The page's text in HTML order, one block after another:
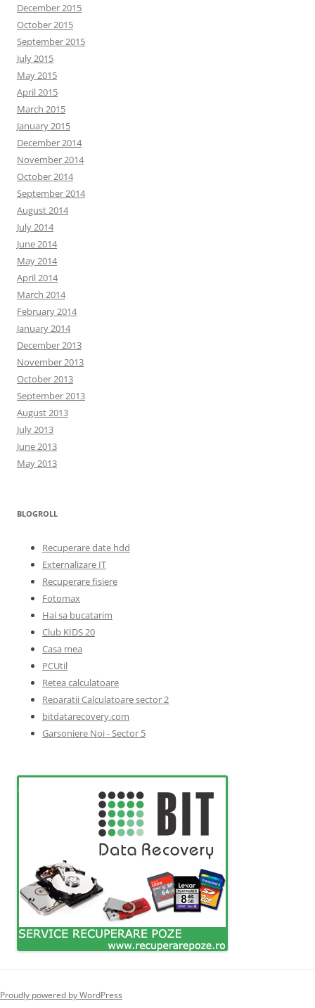
December 2015
October 2015
September 2015
July 2015
May 2015
April 2015
March 2015
January 2015
December 2014
November 2014
October 2014
September 2014
August 2014
July 2014
June 2014
May 2014
April 2014
March 2014
February 2014
January 2014
December 2013
November 2013
October 2013
September 2013
August 2013
July 2013
June 2013
May 2013
BLOGROLL
Recuperare date hdd
Externalizare IT
Recuperare fisiere
Fotomax
Hai sa bucatarim
Club KIDS 20
Casa mea
PCUtil
Retea calculatoare
Reparatii Calculatoare sector 2
bitdatarecovery.com
Garsoniere Noi - Sector 5
Proudly powered by WordPress